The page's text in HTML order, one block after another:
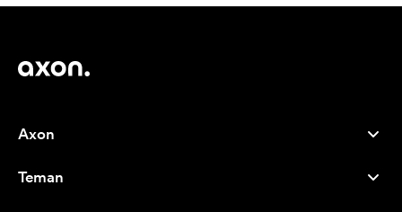
Axon
Om oss
Teman